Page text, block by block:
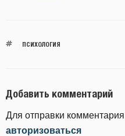
ПСИХОЛОГИЯ
Добавить комментарий
Для отправки
авторизоваться